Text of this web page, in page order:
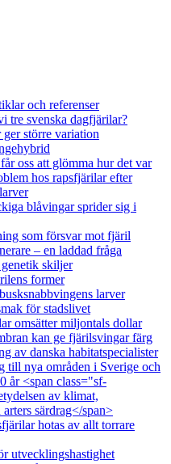
och referenser
tre svenska dagfjärilar?
ger större variation
oss att glömma hur det var
hos rapsfjärilar efter
blåvingar sprider sig i
som försvar mot fjäril
– en laddad fråga
skiljer
former
larver
för stadslivet
omsätter miljontals dollar
kan ge fjärilsvingar färg
av danska habitatspecialister
till nya områden i Sverige och
år <span class="sf-
av klimat,
särdrag</span>
hotas av allt torrare
utvecklingshastighet